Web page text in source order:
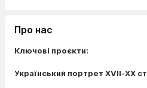
Про нас
Ключові проєкти:
Український портрет ХVІІ-ХХ ст